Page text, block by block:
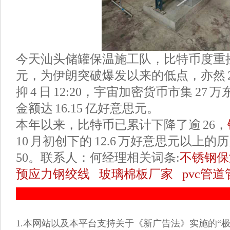
今天汕头储罐保温施工队，比特币度重
元，为伊朗突破爆发以来的低点，亦然
抑 4 日 12:20，宇宙加密货币市集 27
金额达 16.15 亿好意思元。
本年以来，比特币已累计下降了逾 26，
10 月初创下的 12.6 万好意思元以上的
50。联系人：何经理相关词条:不锈钢
预应力钢绞线
玻璃棉板厂家 pvc管道
1.本网站以及本平台支持关于《新广告法》实施的“